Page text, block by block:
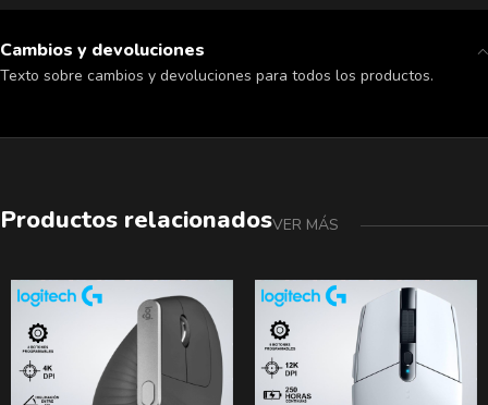
Cambios y devoluciones
Texto sobre cambios y devoluciones para todos los productos.
Productos relacionadosVER MÁS